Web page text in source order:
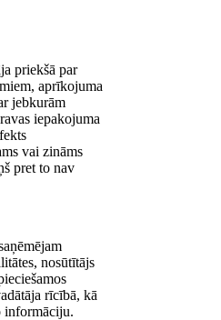
priekšā par
aprīkojuma
jebkurām
iepakojuma
vai zināms
pret to nav
nosūtītājs
rīcībā, kā
informāciju.